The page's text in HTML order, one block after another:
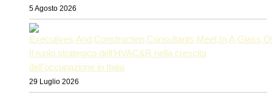
5 Agosto 2026
Il ruolo strategico dell’HVAC&R nella crescita
dell’occupazione in Italia
29 Luglio 2026